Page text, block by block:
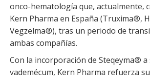
onco-hematología que, actualmente,
Kern Pharma en España (Truxima®,
Vegzelma®), tras un periodo de
ambas compañías.
Con la incorporación de Steqeyma® a
vademécum, Kern Pharma refuerza